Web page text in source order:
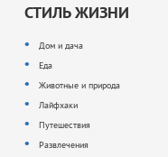
СТИЛЬ ЖИЗНИ
Дом и дача
Еда
Животные и природа
Лайфхаки
Путешествия
Развлечения